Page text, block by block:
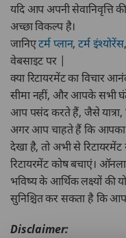
यदि आप अपनी सेवानिवृत्ति
अच्छा विकल्प है।
जानिएटर्म प्लान,टर्म इंश्योरेंस
वेबसाइट पर |
क्या रिटायरमेंट का विचार
सीमा नहीं, और आपके सभी
आप पसंद करते हैं, जैसे यात्रा,
अगर आप चाहते हैं कि आपका
देखा है, तो अभी से
रिटायरमेंट कोष बचाएं।
भविष्य के आर्थिक लक्ष्यों
सुनिश्चित कर सकता है कि आप
Disclaimer: